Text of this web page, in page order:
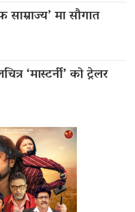
मा सौगात
‘मास्टर्नी’ को ट्रेलर